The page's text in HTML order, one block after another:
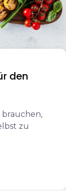
den
brauchen,
zu